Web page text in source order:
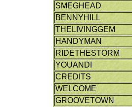
SMEGHEAD
BENNYHILL
THELIVINGGEM
HANDYMAN
RIDETHESTORM
YOUANDI
CREDITS
WELCOME
GROOVETOWN